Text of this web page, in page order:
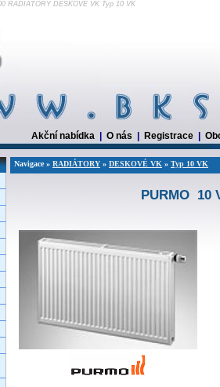
RADIÁTORY DESKOVÉ VK Typ 10 VK
Akční nabídka O nás Registrace
Navigace » RADIÁTORY » DESKOVÉ VK » Typ 10 VK
PURMO 10